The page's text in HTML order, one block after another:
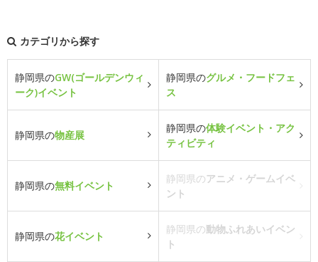
カテゴリから探す
静岡県のGW(ゴールデンウィ
ーク)イベント
静岡県のグルメ・フードフェ
ス
静岡県の物産展
静岡県の体験イベント・アク
ティビティ
静岡県の無料イベント
静岡県のアニメ・ゲームイベ
ント
静岡県の花イベント
静岡県の動物ふれあいイベン
ト